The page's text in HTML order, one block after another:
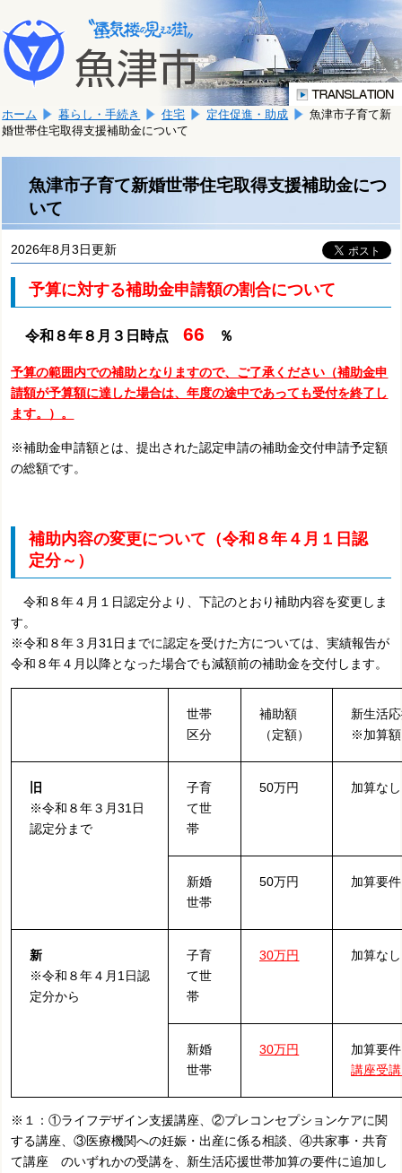
文
へ
移
ま
す。
こ
か
文
で
す。
ホーム 暮らし・手続き 住宅 定住促進・助成
魚津市子育て新
婚世帯住宅取得支援補助金について
魚津市子育て新婚世帯住宅取得支援補助金につ
いて
2026年8月3日更新
予算に対する補助金申請額の割合について
令和８年８月３日時点66 ％
予算の範囲内での補助となりますので、ご了承ください（補助金申
請額が予算額に達した場合は、年度の途中であっても受付を終了し
ます。）。
※補助金申請額とは、提出された認定申請の補助金交付申請予定額
の総額です。
補助内容の変更について（令和８年４月１日認
定分～）
令和８年４月１日認定分より、下記のとおり補助内容を変更しま
す。
※令和８年３月31日までに認定を受けた方については、実績報告が
令和８年４月以降となった場合でも減額前の補助金を交付します。
世帯
区分
補助額
（定額）
新生活
※加算額
旧
※令和８年３月31日
認定分まで
子育
て世
帯
50万円 加算なし
新婚
世帯
50万円 加算要
新
※令和８年４月1日認
定分から
子育
て世
帯
30万円 加算なし
新婚
世帯
30万円
加算要
講座受
※１：①ライフデザイン支援講座、②プレコンセプションケアに関
する講座、③医療機関への妊娠・出産に係る相談、④共家事・共育
て講座 のいずれかの受講を、新生活応援世帯加算の要件に追加し